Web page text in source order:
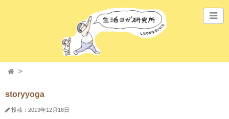
storyyoga
投稿：2019年12月16日